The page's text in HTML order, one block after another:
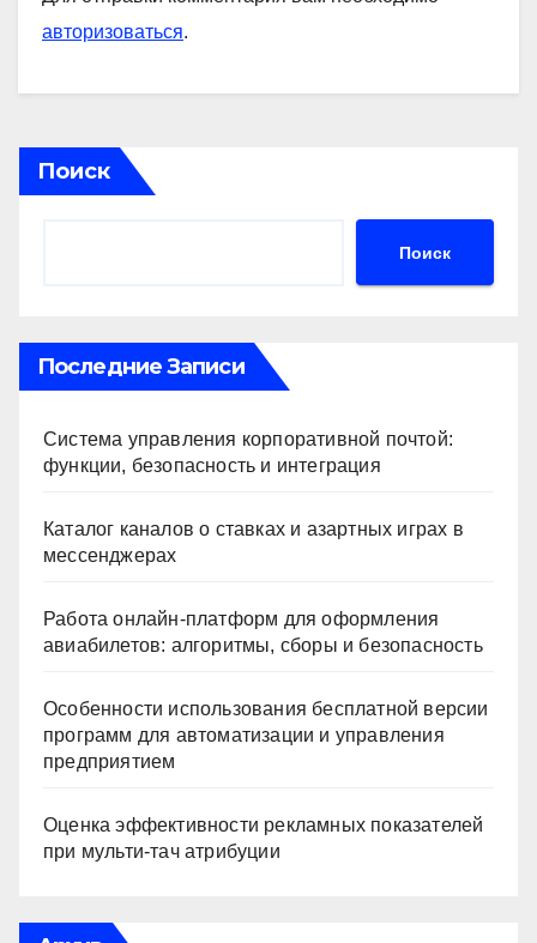
авторизоваться.
Поиск
Поиск
Последние Записи
Система управления корпоративной почтой:
функции, безопасность и интеграция
Каталог каналов о ставках и азартных играх в
мессенджерах
Работа онлайн‑платформ для оформления
авиабилетов: алгоритмы, сборы и безопасность
Особенности использования бесплатной версии
программ для автоматизации и управления
предприятием
Оценка эффективности рекламных показателей
при мульти-тач атрибуции